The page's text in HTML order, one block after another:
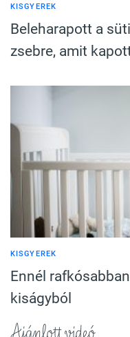
KISGYEREK
Beleharapott a
zsebre, amit
KISGYEREK
Ennél
kiságyból